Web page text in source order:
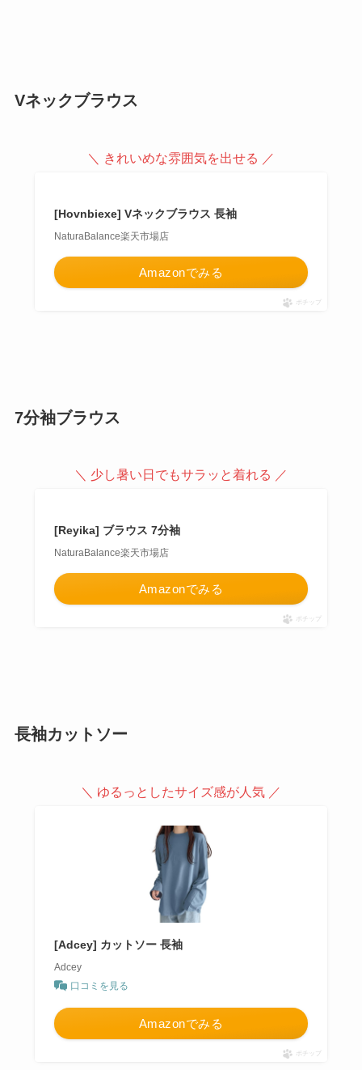
Vネックブラウス
＼ きれいめな雰囲気を出せる ／
[Hovnbiexe] Vネックブラウス 長袖
NaturaBalance楽天市場店
Amazonでみる
ポチップ
7分袖ブラウス
＼ 少し暑い日でもサラッと着れる ／
[Reyika] ブラウス 7分袖
NaturaBalance楽天市場店
Amazonでみる
ポチップ
長袖カットソー
＼ ゆるっとしたサイズ感が人気 ／
[Adcey] カットソー 長袖
Adcey
口コミを見る
Amazonでみる
ポチップ